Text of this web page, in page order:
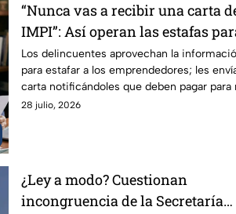
“Nunca vas a recibir una carta
IMPI”: Así operan las estafas
“renovar tu marca” en México;
para protegerse
Los delincuentes aprovechan la
para estafar a los emprendedores; les
carta notificándoles que deben pagar para
su marca.
28 julio, 2026
¿Ley a modo? Cuestionan
incongruencia de la Secretaría